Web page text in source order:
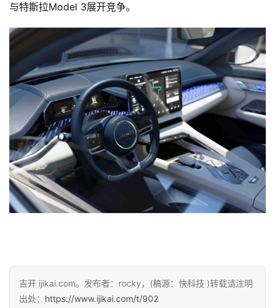
新
源
评
测
师
旅
行
讯
快
登录 注册
与特斯拉Model 3展开竞争。
吉开 ijikai.com。发布者：rocky，(稿源：快科技 )转载请注明
出处： https://www.ijikai.com/t/902